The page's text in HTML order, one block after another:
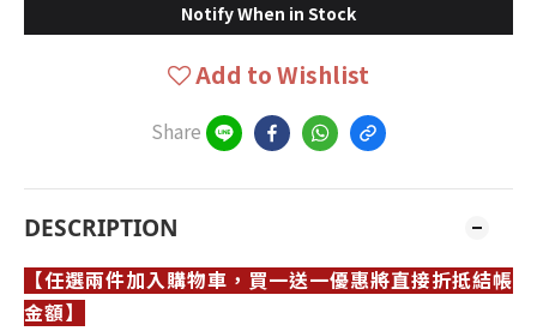
Notify When in Stock
Add to Wishlist
Share
DESCRIPTION
【任選兩件加入購物車，買一送一優惠將直接折抵結帳
金額】